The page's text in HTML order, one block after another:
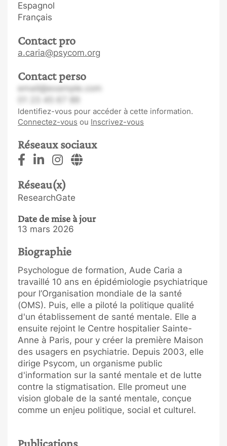
Espagnol
Français
Contact pro
a.caria@psycom.org
Contact perso
email@example.com
Identifiez-vous pour accéder à cette information.
Connectez-vous ou Inscrivez-vous
Réseaux sociaux
Réseau(x)
ResearchGate
Date de mise à jour
13 mars 2026
Biographie
Psychologue de formation, Aude Caria a
travaillé 10 ans en épidémiologie psychiatrique
pour l’Organisation mondiale de la santé
(OMS). Puis, elle a piloté la politique qualité
d'un établissement de santé mentale. Elle a
ensuite rejoint le Centre hospitalier Sainte-
Anne à Paris, pour y créer la première Maison
des usagers en psychiatrie. Depuis 2003, elle
dirige Psycom, un organisme public
d'information sur la santé mentale et de lutte
contre la stigmatisation. Elle promeut une
vision globale de la santé mentale, conçue
comme un enjeu politique, social et culturel.
Publications